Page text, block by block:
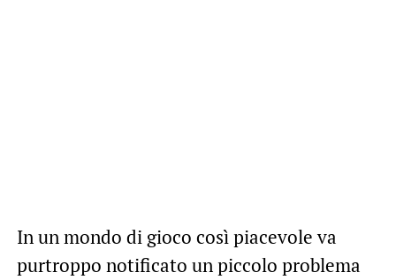
In un mondo di gioco così piacevole va
purtroppo notificato un piccolo problema